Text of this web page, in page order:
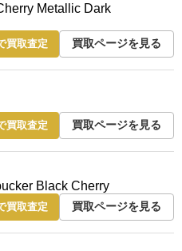
Metallic Dark
買取査定 買取ページを見る
買取査定 買取ページを見る
Black Cherry
買取査定 買取ページを見る